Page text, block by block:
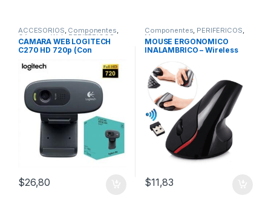
ACCESORIOS, Componentes,
Cámaras Web,PERIFÉRICOS
Webcam
CAMARA WEB LOGITECH
C270 HD 720p (Con
$26,80
Componentes, PERIFÉRICOS,
Mouse
MOUSE ERGONOMICO
INALAMBRICO – Wireless
$11,83